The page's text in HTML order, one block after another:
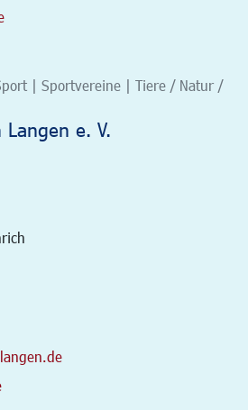
| Sportvereine | Tiere / Natur /
e. V.